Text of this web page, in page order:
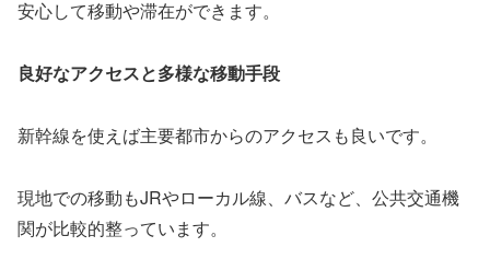
安心して移動や滞在ができます。
良好なアクセスと多様な移動手段
新幹線を使えば主要都市からのアクセスも良いです。
現地での移動もJRやローカル線、バスなど、公共交通機
関が比較的整っています。